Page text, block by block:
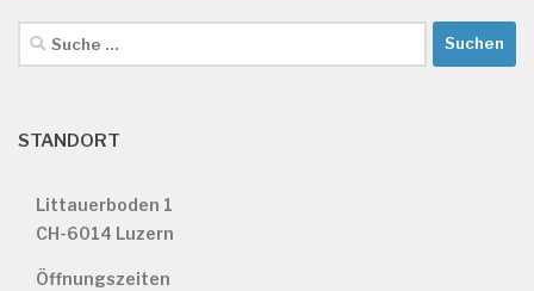
Suche
nach:
STANDORT
Littauerboden 1
CH-6014 Luzern
Öffnungszeiten